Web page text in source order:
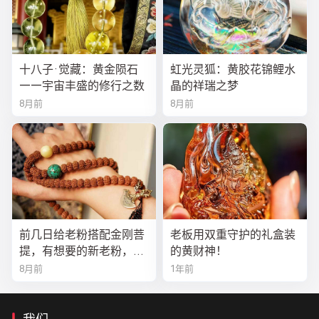
十八子·觉藏：黄金陨石
——宇宙丰盛的修行之数
8月前
虹光灵狐：黄胶花锦鲤水
晶的祥瑞之梦
8月前
前几日给老粉搭配金刚菩
提，有想要的新老粉，都
可以来排队
8月前
老板用双重守护的礼盒装
的黄财神！
1年前